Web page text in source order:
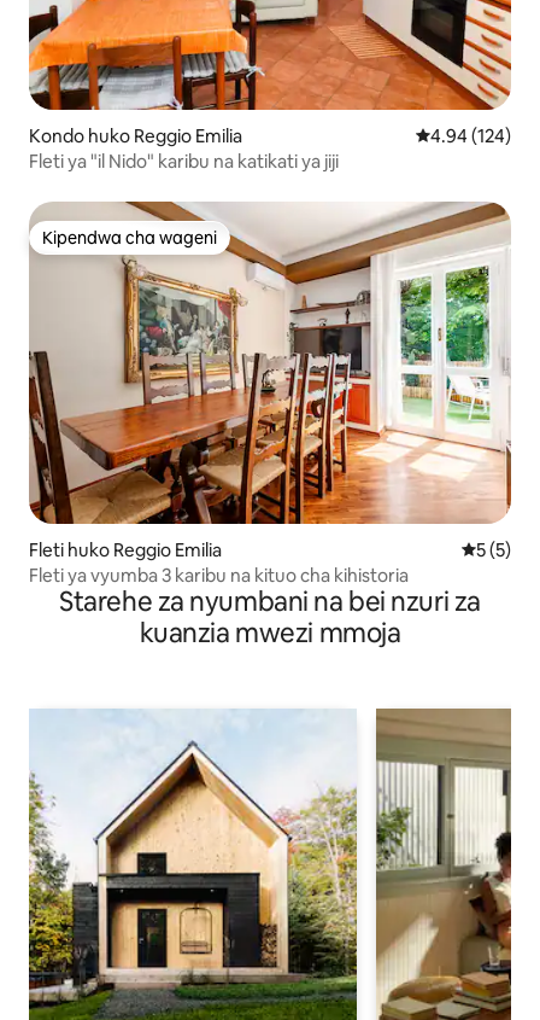
Kondo huko Reggio Emilia Ukadiriaji wa
4.94 (124)
Fleti ya "il Nido" karibu na katikati ya jiji
Kipendwa cha wageni
Kipendwa cha wageni
Fleti huko Reggio Emilia
5 (5)
Fleti ya vyumba 3 karibu na kituo cha kihistoria
Starehe za nyumbani na bei nzuri za
kuanzia mwezi mmoja